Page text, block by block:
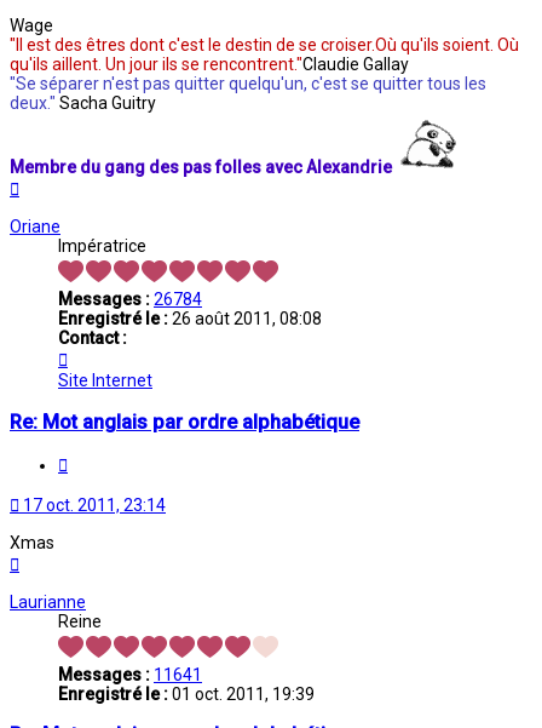
Wage
"Il est des êtres dont c'est le destin de se croiser.Où qu'ils soient. Où
qu'ils aillent. Un jour ils se rencontrent."Claudie Gallay
"Se séparer n'est pas quitter quelqu'un, c'est se quitter tous les
deux." Sacha Guitry
Membre du gang des pas folles avec Alexandrie
Oriane
Impératrice
Messages :26784
Enregistré le :26 août 2011, 08:08
Contact :
Oriane
Site Internet
Re: Mot anglais par ordre alphabétique
17 oct. 2011, 23:14
Xmas
Laurianne
Reine
Messages : 11641
Enregistré le :01 oct. 2011, 19:39